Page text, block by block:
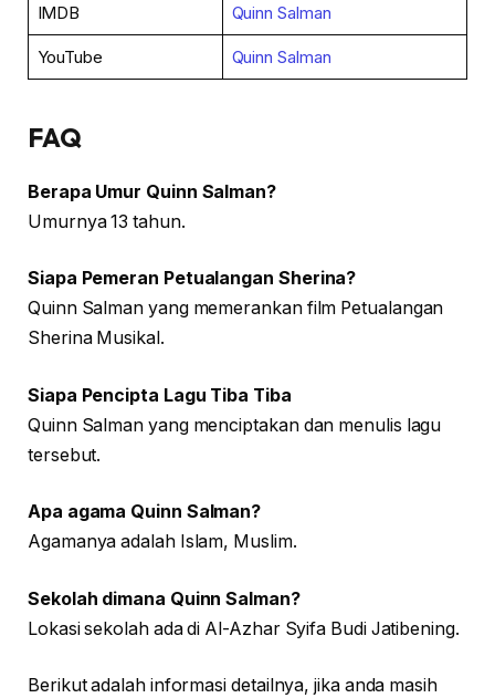
IMDB Quinn Salman
YouTube Quinn Salman
FAQ
Berapa Umur Quinn Salman?
Umurnya 13 tahun.
Siapa Pemeran Petualangan Sherina?
Quinn Salman yang memerankan film Petualangan
Sherina Musikal.
Siapa Pencipta Lagu Tiba Tiba
Quinn Salman yang menciptakan dan menulis lagu
tersebut.
Apa agama Quinn Salman?
Agamanya adalah Islam, Muslim.
Sekolah dimana Quinn Salman?
Lokasi sekolah ada di Al-Azhar Syifa Budi Jatibening.
Berikut adalah informasi detailnya, jika anda masih